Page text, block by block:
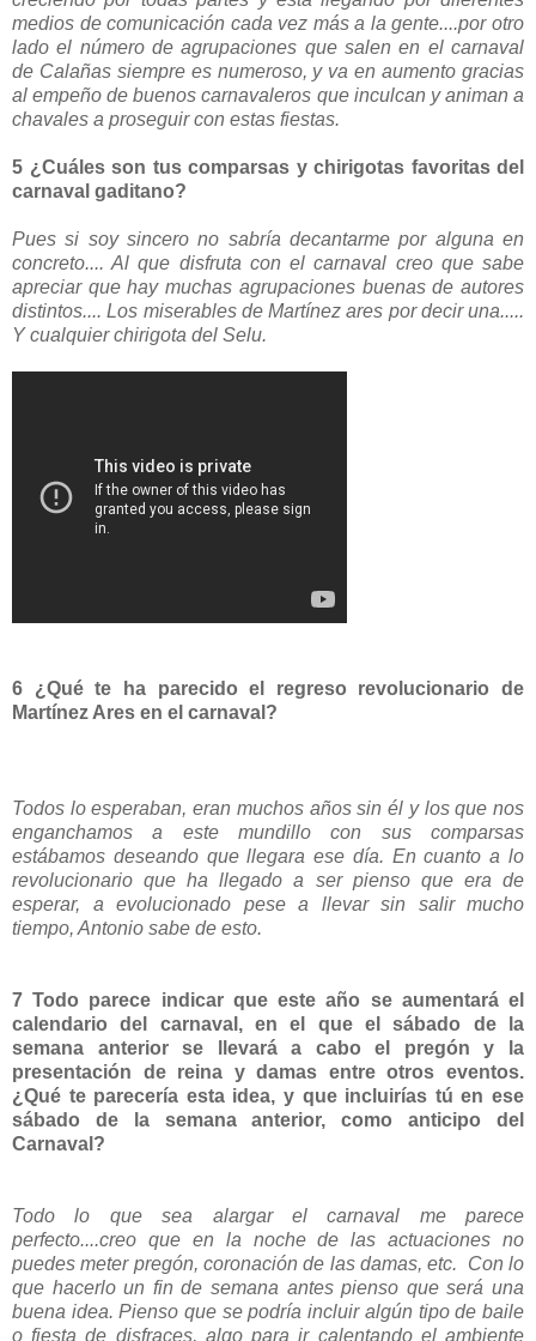
medios de comunicación cada vez más a la gente....por otro
lado el número de agrupaciones que salen en el carnaval
de Calañas siempre es numeroso, y va en aumento gracias
al empeño de buenos carnavaleros que inculcan y animan a
chavales a proseguir con estas fiestas.
5 ¿Cuáles son tus comparsas y chirigotas favoritas del
carnaval gaditano?
Pues si soy sincero no sabría decantarme por alguna en
concreto.... Al que disfruta con el carnaval creo que sabe
apreciar que hay muchas agrupaciones buenas de autores
distintos.... Los miserables de Martínez ares por decir una.....
Y cualquier chirigota del Selu.
6 ¿Qué te ha parecido el regreso revolucionario de
Martínez Ares en el carnaval?
Todos lo esperaban, eran muchos años sin él y los que nos
enganchamos a este mundillo con sus comparsas
estábamos deseando que llegara ese día. En cuanto a lo
revolucionario que ha llegado a ser pienso que era de
esperar, a evolucionado pese a llevar sin salir mucho
tiempo, Antonio sabe de esto.
7 Todo parece indicar que este año se aumentará el
calendario del carnaval, en el que el sábado de la
semana anterior se llevará a cabo el pregón y la
presentación de reina y damas entre otros eventos.
¿Qué te parecería esta idea, y que incluirías tú en ese
sábado de la semana anterior, como anticipo del
Carnaval?
Todo lo que sea alargar el carnaval me parece
perfecto....creo que en la noche de las actuaciones no
puedes meter pregón, coronación de las damas, etc. Con lo
que hacerlo un fin de semana antes pienso que será una
buena idea. Pienso que se podría incluir algún tipo de baile
o fiesta de disfraces, algo para ir calentando el ambiente